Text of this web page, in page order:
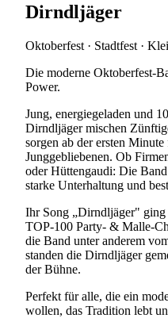
Dirndljäger
Oktoberfest · Stadtfest ·
Die moderne Oktoberfest-
Power.
Jung, energiegeladen und
Dirndljäger mischen
sorgen ab der ersten
Junggebliebenen. Ob
oder Hüttengaudi: Die
starke Unterhaltung und
Ihr Song „Dirndljäger" ging
TOP-100 Party- & Malle-
die Band unter anderem
standen die Dirndljäger
der Bühne.
Perfekt für alle, die ein
wollen, das Tradition lebt